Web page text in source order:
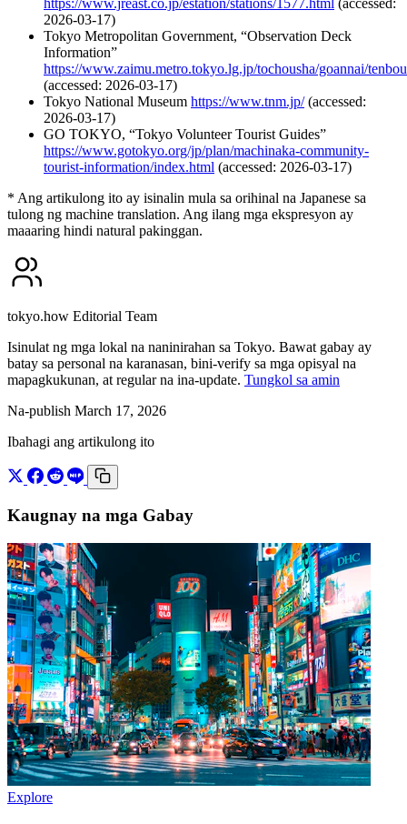
2026-03-17)
Tokyo Metropolitan Government, “Observation Deck
Information”
https://www.zaimu.metro.tokyo.lg.jp/tochousha/goannai/tenbou
(accessed: 2026-03-17)
Tokyo National Museum https://www.tnm.jp/(accessed:
2026-03-17)
GO TOKYO, “Tokyo Volunteer Tourist Guides”
https://www.gotokyo.org/jp/plan/machinaka-community-
tourist-information/index.html (accessed: 2026-03-17)
* Ang artikulong ito ay isinalin mula sa orihinal na Japanese sa
tulong ng machine translation. Ang ilang mga ekspresyon ay
maaaring hindi natural pakinggan.
tokyo.how Editorial Team
Isinulat ng mga lokal na naninirahan sa Tokyo. Bawat gabay ay
batay sa personal na karanasan, bini-verify sa mga opisyal na
mapagkukunan, at regular na ina-update. Tungkol sa amin
Na-publish March 17, 2026
Ibahagi ang artikulong ito
Kaugnay na mga Gabay
Explore